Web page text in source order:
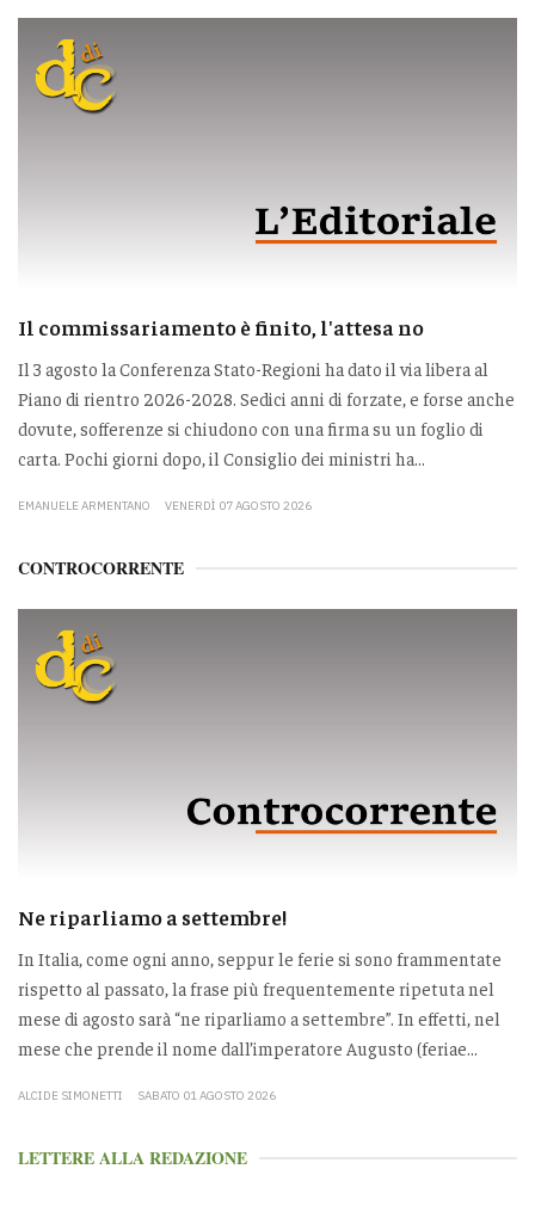
Il commissariamento è finito, l'attesa no
Il 3 agosto la Conferenza Stato-Regioni ha dato il via libera al
Piano di rientro 2026-2028. Sedici anni di forzate, e forse anche
dovute, sofferenze si chiudono con una firma su un foglio di
carta. Pochi giorni dopo, il Consiglio dei ministri ha...
EMANUELE ARMENTANO VENERDÌ 07 AGOSTO 2026
CONTROCORRENTE
Ne riparliamo a settembre!
In Italia, come ogni anno, seppur le ferie si sono frammentate
rispetto al passato, la frase più frequentemente ripetuta nel
mese di agosto sarà “ne riparliamo a settembre”. In effetti, nel
mese che prende il nome dall’imperatore Augusto (feriae...
ALCIDE SIMONETTI SABATO 01 AGOSTO 2026
LETTERE ALLA REDAZIONE